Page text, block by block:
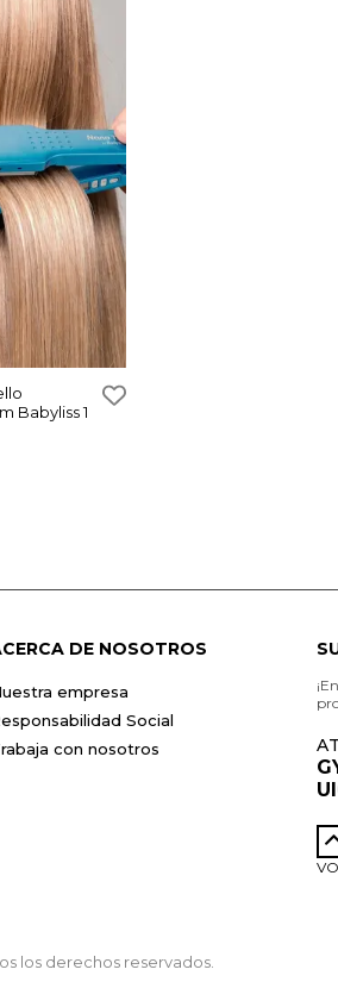
Babyliss 1
DE NOSOTROS
empresa
Social
con nosotros
los derechos reservados.